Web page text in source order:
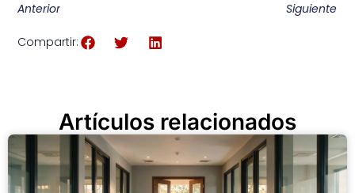
Anterior Siguiente
Compartir:
Artículos relacionados